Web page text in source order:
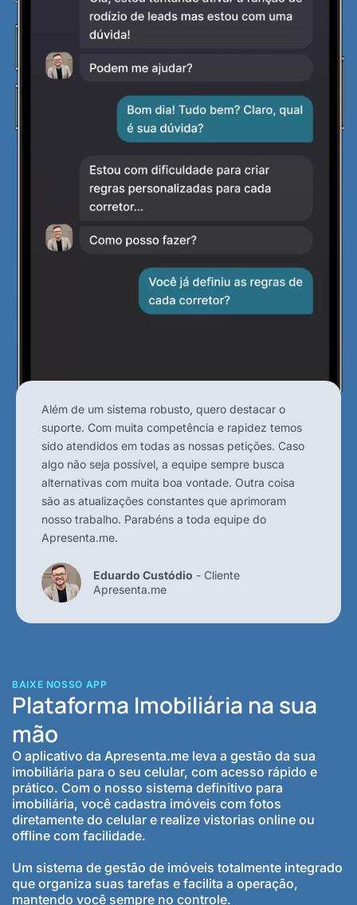
Além de um sistema robusto, quero destacar o
suporte. Com muita competência e rapidez temos
sido atendidos em todas as nossas petições. Caso
algo não seja possível, a equipe sempre busca
alternativas com muita boa vontade. Outra coisa
são as atualizações constantes que aprimoram
nosso trabalho. Parabéns a toda equipe do
Apresenta.me.
Eduardo Custódio - Cliente
Apresenta.me
BAIXE NOSSO APP
Plataforma Imobiliária na sua
mão
O aplicativo da Apresenta.me leva a gestão da sua
imobiliária para o seu celular, com acesso rápido e
prático. Com o nosso sistema definitivo para
imobiliária, você cadastra imóveis com fotos
diretamente do celular e realize vistorias online ou
offline com facilidade.
Um sistema de gestão de imóveis totalmente integrado
que organiza suas tarefas e facilita a operação,
mantendo você sempre no controle.